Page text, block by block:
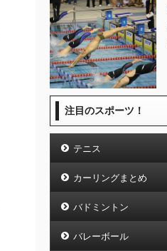
注目のスポーツ！
テニス
カーリングまとめ
バドミントン
バレーボール